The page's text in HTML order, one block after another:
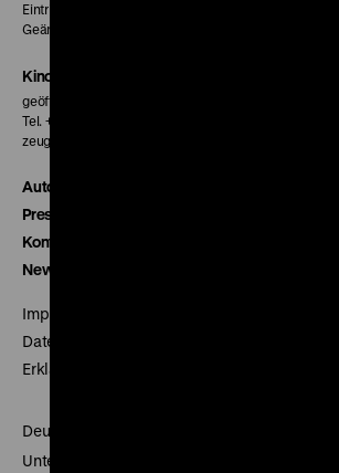
Eintritt 5 €
Geänderte Preise sind im Programm vermerkt.
Kinokasse
geöffnet 30 Minuten vor Beginn der ersten Vorstellung
Tel. + 49 30 20304-770
zeughauskino@dhm.de
Autor*innen
Presse
Kontakt
Newsletter
Impressum
Datenschutz
Erklärung digitale Barrierefreiheit
Deutsches Historisches Museum
Unter den Linden 2